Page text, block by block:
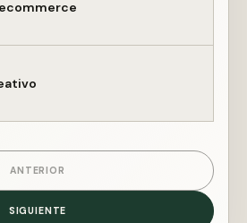
ANTERIOR
SIGUIENTE